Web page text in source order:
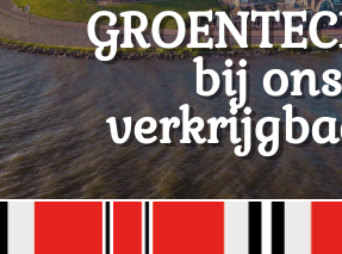
bij ons